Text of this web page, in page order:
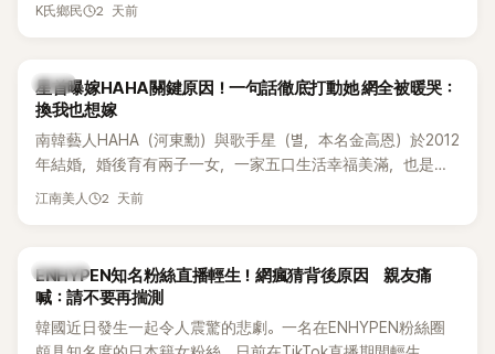
K氏鄉民 2 天前
韓星
星首曝嫁HAHA關鍵原因！一句話徹底打動她 網全被暖哭：
換我也想嫁
南韓藝人HAHA（河東勳）與歌手星（별，本名金高恩）於2012
年結婚，婚後育有兩子一女，一家五口生活幸福美滿，也是韓
國演藝圈公認的模範夫妻。近日，星首度公開當年決定嫁給
江南美人 2 天前
K-POP
ENHYPEN知名粉絲直播輕生！網瘋猜背後原因 親友痛
喊：請不要再揣測
韓國近日發生一起令人震驚的悲劇。一名在ENHYPEN粉絲圈